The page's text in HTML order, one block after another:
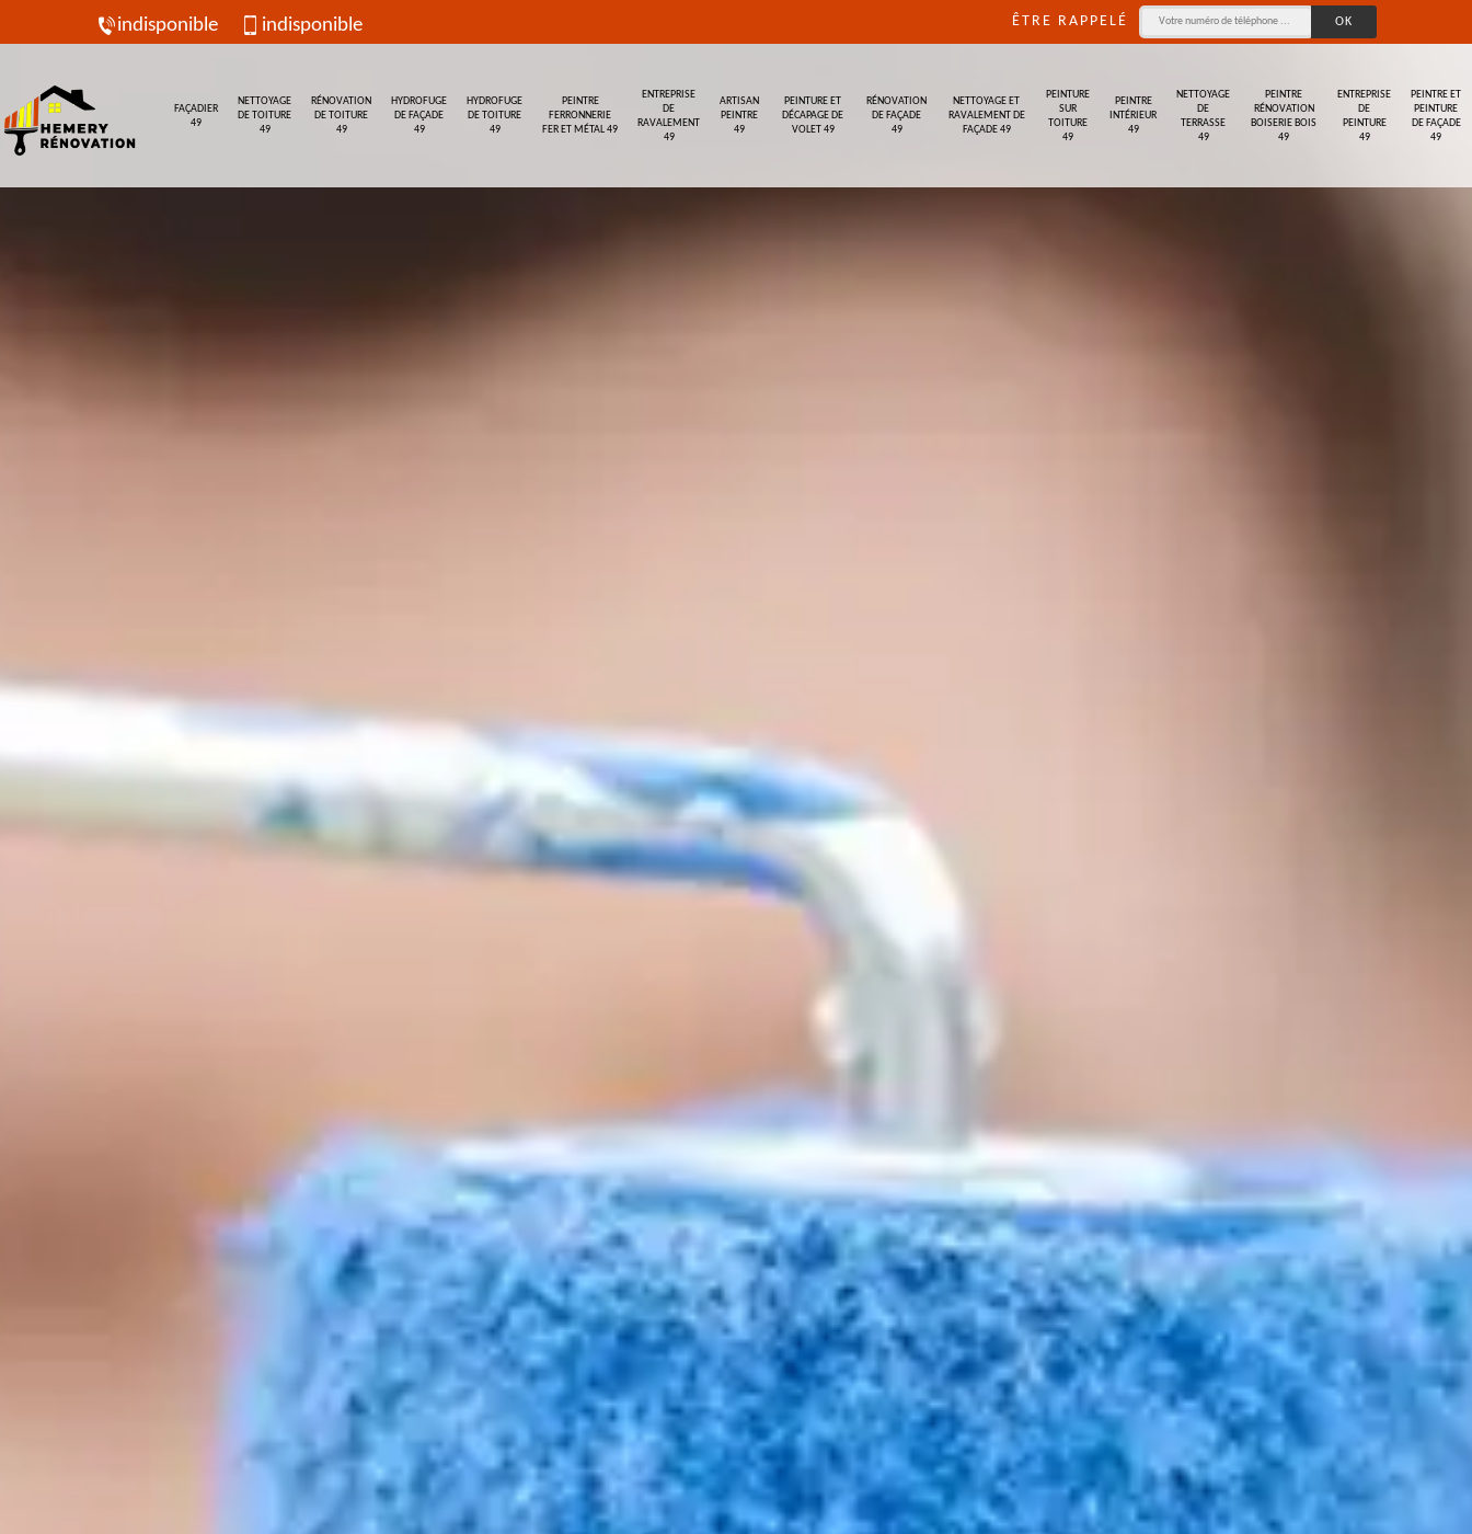
indisponible indisponible ÊTRE RAPPELÉ
FAÇADIER
49
NETTOYAGE
DE TOITURE
49
RÉNOVATION
DE TOITURE
49
HYDROFUGE
DE FAÇADE
49
HYDROFUGE
DE TOITURE
49
PEINTRE
FERRONNERIE
FER ET MÉTAL 49
ENTREPRISE
DE
RAVALEMENT
49
ARTISAN
PEINTRE
49
PEINTURE ET
DÉCAPAGE DE
VOLET 49
RÉNOVATION
DE FAÇADE
49
NETTOYAGE ET
RAVALEMENT DE
FAÇADE 49
PEINTURE
SUR
TOITURE
49
PEINTRE
INTÉRIEUR
49
NETTOYAGE
DE
TERRASSE
49
PEINTRE
RÉNOVATION
BOISERIE BOIS
49
ENTREPRISE
DE
PEINTURE
49
PEINTRE ET
PEINTURE
DE FAÇADE
49